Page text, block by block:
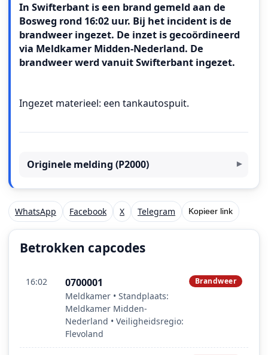
In Swifterbant is een brand gemeld aan de
Bosweg rond 16:02 uur. Bij het incident is de
brandweer ingezet. De inzet is gecoördineerd
via Meldkamer Midden-Nederland. De
brandweer werd vanuit Swifterbant ingezet.
Ingezet materieel: een tankautospuit.
Originele melding (P2000)
WhatsApp Facebook X Telegram Kopieer link
Betrokken capcodes
16:02 0700001
Meldkamer • Standplaats:
Meldkamer Midden-
Nederland • Veiligheidsregio:
Flevoland
Brandweer